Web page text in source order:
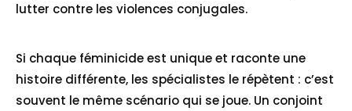
lutter contre les violences conjugales.
Si chaque féminicide est unique et raconte une
histoire différente, les spécialistes le répètent : c’est
souvent le même scénario qui se joue. Un conjoint